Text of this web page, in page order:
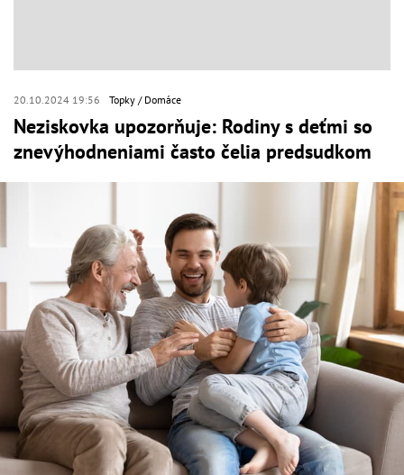
20.10.2024 19:56 Topky Domáce
Neziskovka upozorňuje: Rodiny s deťmi so
znevýhodneniami často čelia predsudkom